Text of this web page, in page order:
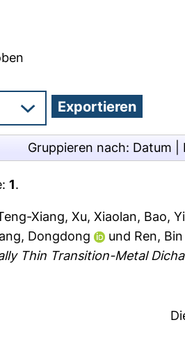
Gruppieren nach: Datum
1.
Xiang, Xu, Xiaolan, Bao,
Dongdong und Ren, Bin
Thin Transition-Metal